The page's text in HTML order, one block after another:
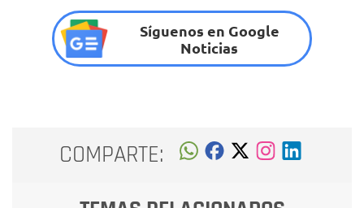
Síguenos en Google
Noticias
COMPARTE: